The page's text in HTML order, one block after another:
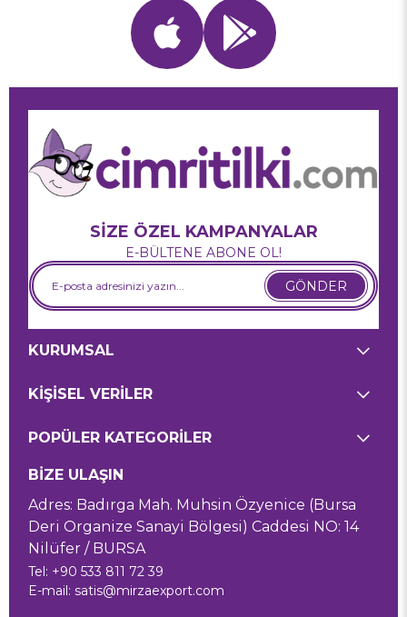
SİZE ÖZEL KAMPANYALAR
E-BÜLTENE ABONE OL!
GÖNDER
KURUMSAL
KİŞİSEL VERİLER
POPÜLER KATEGORİLER
BİZE ULAŞIN
Adres: Badırga Mah. Muhsin Özyenice (Bursa
Deri Organize Sanayi Bölgesi) Caddesi NO: 14
Nilüfer / BURSA
Tel: +90 533 811 72 39
E-mail: satis@mirzaexport.com